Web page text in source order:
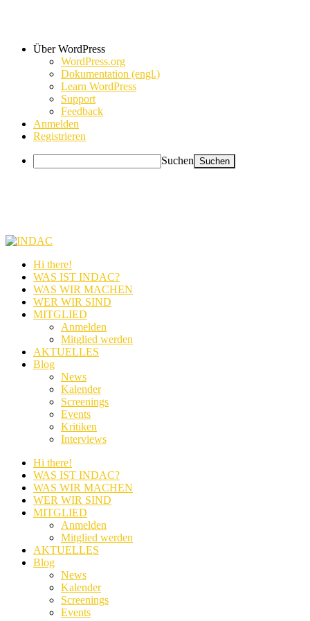
Über WordPress
WordPress.org
Dokumentation (engl.)
Learn WordPress
Support
Feedback
Anmelden
Registrieren
Suchen
Hi there!
WAS IST INDAC?
WAS WIR MACHEN
WER WIR SIND
MITGLIED
Anmelden
Mitglied werden
AKTUELLES
Blog
News
Kalender
Screenings
Events
Kritiken
Interviews
Hi there!
WAS IST INDAC?
WAS WIR MACHEN
WER WIR SIND
MITGLIED
Anmelden
Mitglied werden
AKTUELLES
Blog
News
Kalender
Screenings
Events